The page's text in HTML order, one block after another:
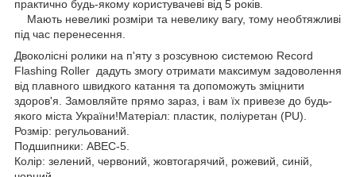
практично будь-якому користувачеві від 5 років.
Мають невеликі розміри та невелику вагу, тому необтяжливі
під час перенесення.
Двоколісні ролики на п'яту з розсувною системою Record
Flashing Roller дадуть змогу отримати максимум задоволення
від плавного швидкого катання та допоможуть зміцнити
здоров'я. Замовляйте прямо зараз, і вам їх привезе до будь-
якого міста України!Матеріал: пластик, поліуретан (PU).
Розмір: регульований.
Подшипники: ABEC-5.
Колір: зелений, червоний, жовтогарячий, рожевий, синій,